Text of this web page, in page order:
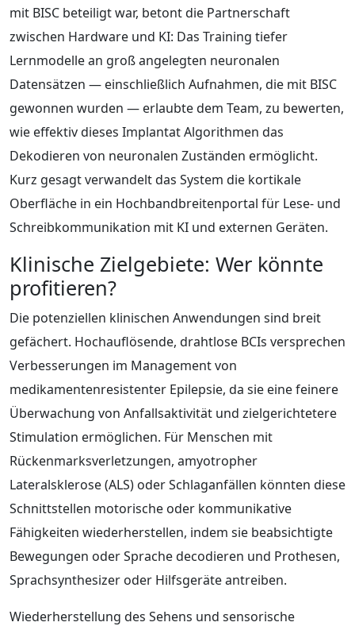
mit BISC beteiligt war, betont die Partnerschaft
zwischen Hardware und KI: Das Training tiefer
Lernmodelle an groß angelegten neuronalen
Datensätzen — einschließlich Aufnahmen, die mit BISC
gewonnen wurden — erlaubte dem Team, zu bewerten,
wie effektiv dieses Implantat Algorithmen das
Dekodieren von neuronalen Zuständen ermöglicht.
Kurz gesagt verwandelt das System die kortikale
Oberfläche in ein Hochbandbreitenportal für Lese‑ und
Schreibkommunikation mit KI und externen Geräten.
Klinische Zielgebiete: Wer könnte
profitieren?
Die potenziellen klinischen Anwendungen sind breit
gefächert. Hochauflösende, drahtlose BCIs versprechen
Verbesserungen im Management von
medikamentenresistenter Epilepsie, da sie eine feinere
Überwachung von Anfallsaktivität und zielgerichtetere
Stimulation ermöglichen. Für Menschen mit
Rückenmarksverletzungen, amyotropher
Lateralsklerose (ALS) oder Schlaganfällen könnten diese
Schnittstellen motorische oder kommunikative
Fähigkeiten wiederherstellen, indem sie beabsichtigte
Bewegungen oder Sprache decodieren und Prothesen,
Sprachsynthesizer oder Hilfsgeräte antreiben.
Wiederherstellung des Sehens und sensorische